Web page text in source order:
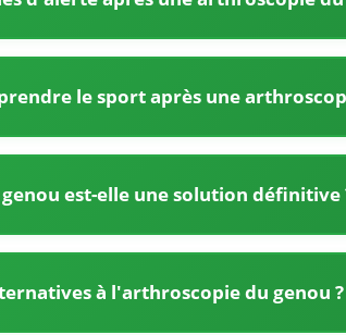
le sport après une
est-elle une solution définitive
à l'arthroscopie du genou ?